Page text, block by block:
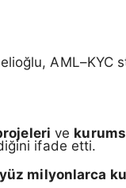
AML–KYC
ve
ifade etti.
yüz milyonlarca